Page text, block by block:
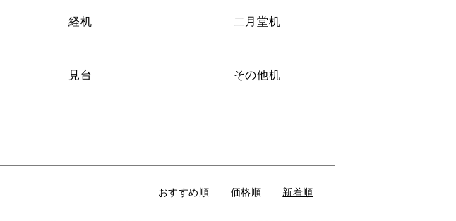
経机 二月堂机
見台 その他机
おすすめ順 価格順 新着順